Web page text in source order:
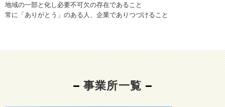
地域の一部と化し必要不可欠の存在であること
常に「ありがとう」のある人、企業でありつづけること
事業所一覧